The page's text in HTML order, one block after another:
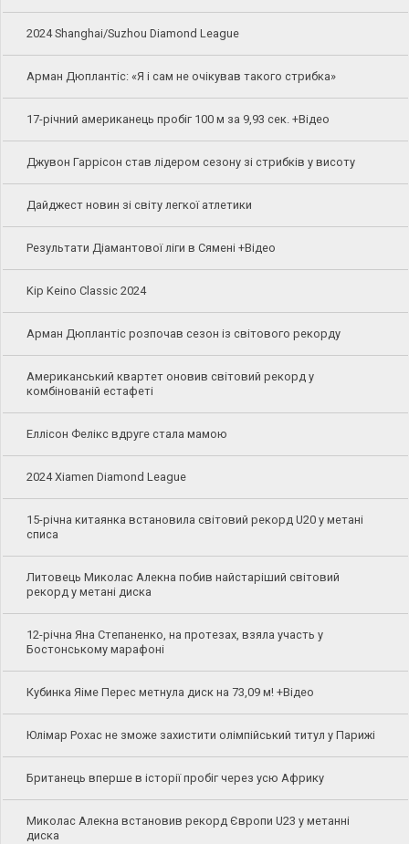
2024 Shanghai/Suzhou Diamond League
Арман Дюплантіс: «Я і сам не очікував такого стрибка»
17-річний американець пробіг 100 м за 9,93 сек. +Відео
Джувон Гаррісон став лідером сезону зі стрибків у висоту
Дайджест новин зі світу легкої атлетики
Результати Діамантової ліги в Сямені +Відео
Kip Keino Classic 2024
Арман Дюплантіс розпочав сезон із світового рекорду
Американський квартет оновив світовий рекорд у
комбінованій естафеті
Еллісон Фелікс вдруге стала мамою
2024 Xiamen Diamond League
15-річна китаянка встановила світовий рекорд U20 у метані
списа
Литовець Миколас Алекна побив найстаріший світовий
рекорд у метані диска
12-річна Яна Степаненко, на протезах, взяла участь у
Бостонському марафоні
Кубинка Яіме Перес метнула диск на 73,09 м! +Відео
Юлімар Рохас не зможе захистити олімпійський титул у Парижі
Британець вперше в історії пробіг через усю Африку
Миколас Алекна встановив рекорд Європи U23 у метанні
диска